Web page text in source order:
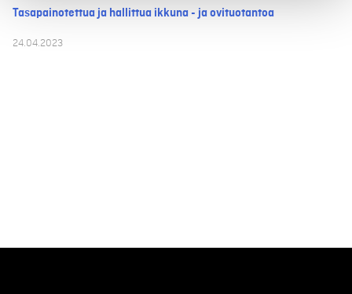
Tasapainotettua ja hallittua ikkuna - ja ovituotantoa
24.04.2023